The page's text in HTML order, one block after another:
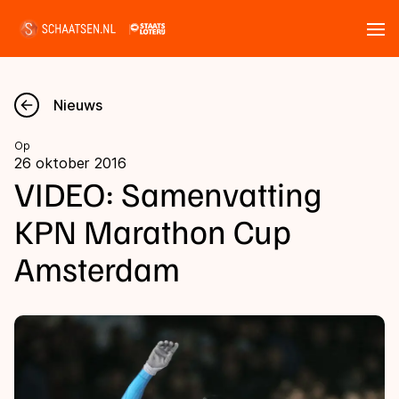
Nieuws
Kalender
Disciplines
Marathon
Uitslagen
Langebaan
Tijden & historie
Ranglijsten Langebaan
Nieuws
Op
26 oktober 2016
VIDEO: Samenvatting
KPN Marathon Cup
Amsterdam